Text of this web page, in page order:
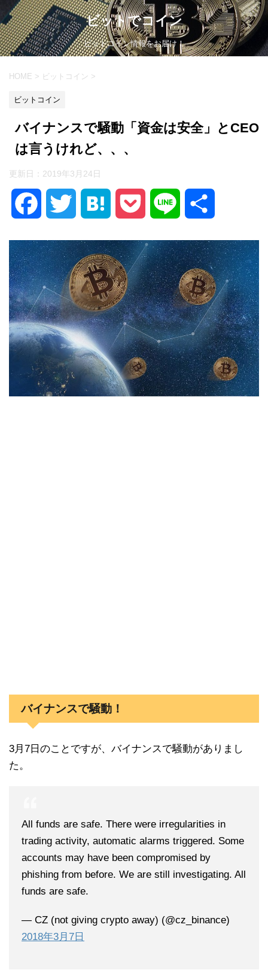
ビットでコイン
ビットコイン情報をお届け！
HOME > ビットコイン >
ビットコイン
バイナンスで騒動「資金は安全」とCEO
は言うけれど、、、
更新日： 2019年3月24日
c
e
b
o
o
i
t
t
e
t
e
n
a
c
k
e
t
n
e
バイナンスで騒動！
3月7日のことですが、バイナンスで騒動がありまし
た。
All funds are safe. There were irregularities in
trading activity, automatic alarms triggered. Some
accounts may have been compromised by
phishing from before. We are still investigating. All
funds are safe.
— CZ (not giving crypto away) (@cz_binance)
2018年3月7日